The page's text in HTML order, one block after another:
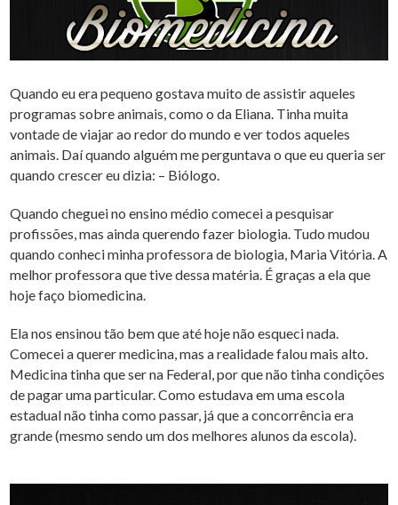
Quando eu era pequeno gostava muito de assistir aqueles
programas sobre animais, como o da Eliana. Tinha muita
vontade de viajar ao redor do mundo e ver todos aqueles
animais. Daí quando alguém me perguntava o que eu queria ser
quando crescer eu dizia: – Biólogo.
Quando cheguei no ensino médio comecei a pesquisar
profissões, mas ainda querendo fazer biologia. Tudo mudou
quando conheci minha professora de biologia, Maria Vitória. A
melhor professora que tive dessa matéria. É graças a ela que
hoje faço biomedicina.
Ela nos ensinou tão bem que até hoje não esqueci nada.
Comecei a querer medicina, mas a realidade falou mais alto.
Medicina tinha que ser na Federal, por que não tinha condições
de pagar uma particular. Como estudava em uma escola
estadual não tinha como passar, já que a concorrência era
grande (mesmo sendo um dos melhores alunos da escola).